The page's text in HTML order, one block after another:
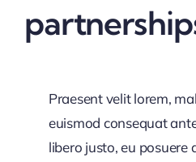
Praesent velit lorem,
euismod consequat
libero justo, eu posuere